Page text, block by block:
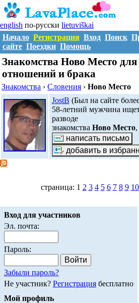
english по-русски lietuviškai
Начало Регистрация Вход Поиск
сайте Поездки Помощь
Знакомства Ново Место для
отношений и брака
Знакомства ›Словения ›Ново Место
JostB (Был на сайте
58-летний мужчина
разводе
знакомства Ново Место,
страница: 1 2 3 4 5 6 7 8 9 10
Вход для участников
Эл. почта:
Пароль:
Забыли пароль?
Не участник? Регистрациябесплатно
Мой профиль